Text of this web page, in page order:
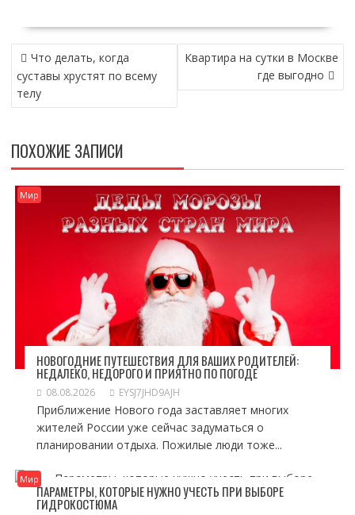
НАВИГАЦИЯ
ПО
ЗАПИСЯМ
Что делать, когда
суставы хрустят по всему
телу
Квартира на сутки в Москве
где выгодно
ПОХОЖИЕ ЗАПИСИ
Мир
НОВОГОДНИЕ ПУТЕШЕСТВИЯ ДЛЯ ВАШИХ РОДИТЕЛЕЙ:
НЕДАЛЕКО, НЕДОРОГО И ПРИЯТНО ПО ПОГОДЕ
08.08.2026 EYSJ7JHD9AJH
Приближение Нового года заставляет многих
жителей России уже сейчас задуматься о
планировании отдыха. Пожилые люди тоже...
Мир
ПАРАМЕТРЫ, КОТОРЫЕ НУЖНО УЧЕСТЬ ПРИ ВЫБОРЕ
ГИДРОКОСТЮМА